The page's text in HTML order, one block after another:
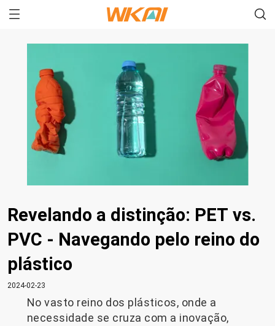
Revelando a distinção: PET vs.
PVC - Navegando pelo reino do
plástico
2024-02-23
No vasto reino dos plásticos, onde a
necessidade se cruza com a inovação,